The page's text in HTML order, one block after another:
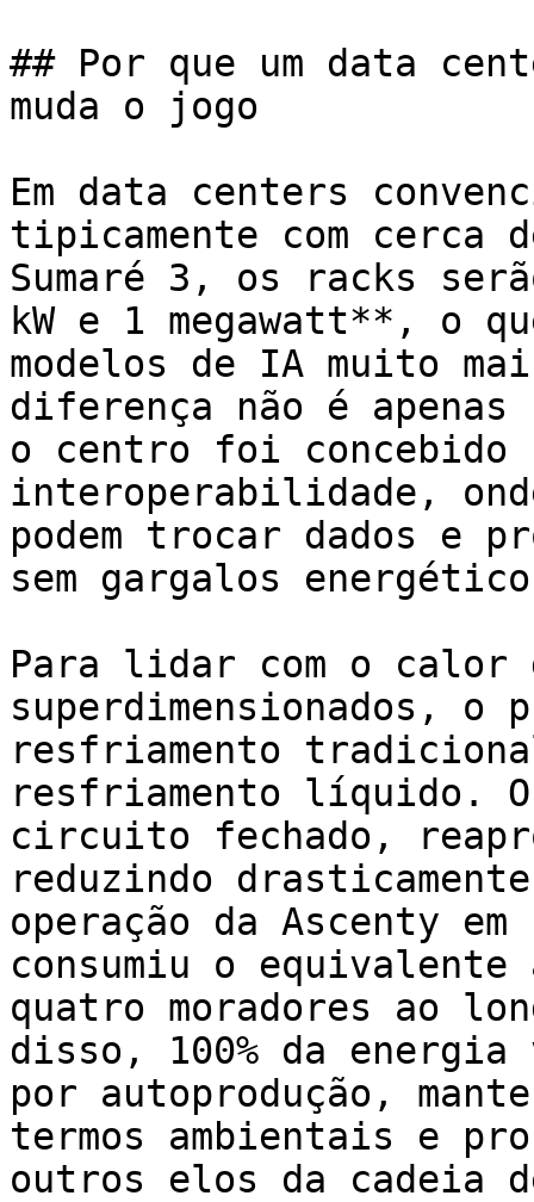
## Por que um data
muda o jogo
Em data centers
tipicamente com cerca
Sumaré 3, os racks
kW e 1 megawatt**, o
modelos de IA muito
diferença não é
o centro foi concebido
interoperabilidade,
podem trocar dados e
sem gargalos
Para lidar com o calor
superdimensionados, o
resfriamento
resfriamento líquido.
circuito fechado,
reduzindo
operação da Ascenty em
consumiu o equivalente
quatro moradores ao
disso, 100% da energia
por autoprodução,
termos ambientais e
outros elos da cadeia